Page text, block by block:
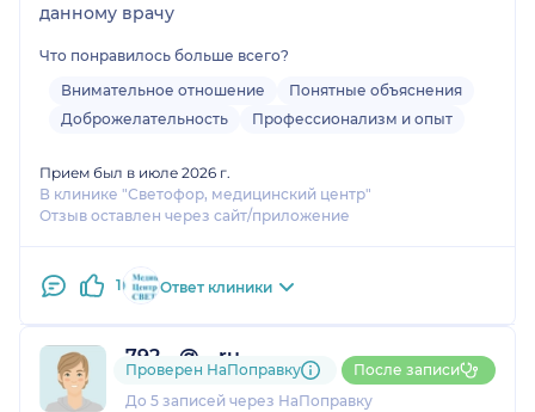
данному врачу
Что понравилось больше всего?
Внимательное отношение
Понятные объяснения
Доброжелательность
Профессионализм и опыт
Прием был в июле 2026 г.
В клинике "Светофор, медицинский центр"
Отзыв оставлен через сайт/приложение
1 Ответ клиники
792....@....ru
1 отзыв
До 5 записей через НаПоправку
Проверен НаПоправку После записи